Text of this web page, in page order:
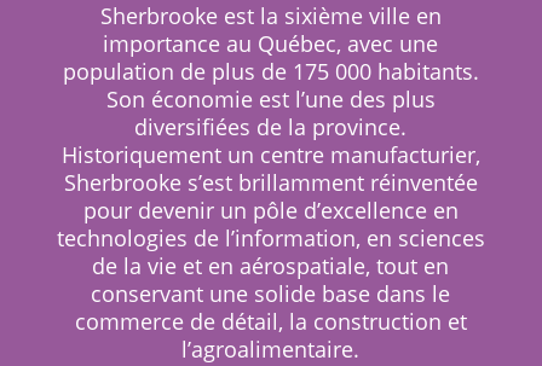
Sherbrooke est la sixième ville en
importance au Québec, avec une
population de plus de 175 000 habitants.
Son économie est l’une des plus
diversifiées de la province.
Historiquement un centre manufacturier,
Sherbrooke s’est brillamment réinventée
pour devenir un pôle d’excellence en
technologies de l’information, en sciences
de la vie et en aérospatiale, tout en
conservant une solide base dans le
commerce de détail, la construction et
l’agroalimentaire.